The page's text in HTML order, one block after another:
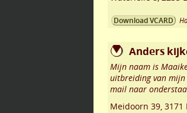
Download VCARD
Anders
Mijn naam is
uitbreiding van mijn
mail naar
Meidoorn 39, 3171